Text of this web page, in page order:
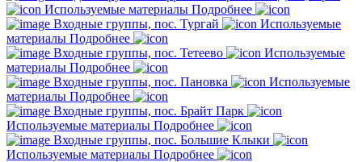
Используемые материалы Подробнее
Входные группы, пос. Тургай
Используемые
материалы Подробнее
Входные группы, пос. Тетеево
Используемые
материалы Подробнее
Входные группы, пос. Пановка
Используемые
материалы Подробнее
Входные группы, пос. Брайт Парк
Используемые материалы Подробнее
Входные группы, пос. Большие Клыки
Используемые материалы Подробнее